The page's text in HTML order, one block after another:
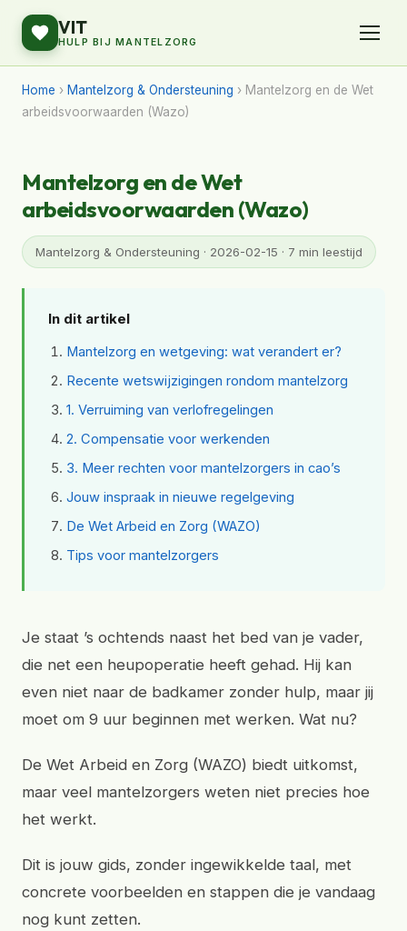
VIT
HULP BIJ MANTELZORG
Home › Mantelzorg & Ondersteuning › Mantelzorg en de Wet
arbeidsvoorwaarden (Wazo)
Mantelzorg en de Wet
arbeidsvoorwaarden (Wazo)
Mantelzorg & Ondersteuning · 2026-02-15 · 7 min leestijd
In dit artikel
Mantelzorg en wetgeving: wat verandert er?
Recente wetswijzigingen rondom mantelzorg
1. Verruiming van verlofregelingen
2. Compensatie voor werkenden
3. Meer rechten voor mantelzorgers in cao’s
Jouw inspraak in nieuwe regelgeving
De Wet Arbeid en Zorg (WAZO)
Tips voor mantelzorgers
Je staat ’s ochtends naast het bed van je vader,
die net een heupoperatie heeft gehad. Hij kan
even niet naar de badkamer zonder hulp, maar jij
moet om 9 uur beginnen met werken. Wat nu?
De Wet Arbeid en Zorg (WAZO) biedt uitkomst,
maar veel mantelzorgers weten niet precies hoe
het werkt.
Dit is jouw gids, zonder ingewikkelde taal, met
concrete voorbeelden en stappen die je vandaag
nog kunt zetten.